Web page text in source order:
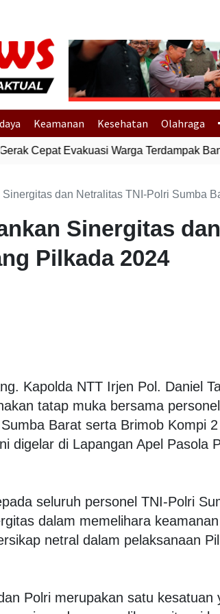
Previous
Keamanan Kesehatan Olahraga
Cepat Evakuasi Warga Terdampak
dan Netralitas TNI-Polri Sumba
Sinergitas
Pilkada 2024
Kapolda NTT Irjen Pol. Daniel
tatap muka bersama
Barat serta Brimob Kompi
digelar di Lapangan Apel Pasola
seluruh personel TNI-Polri
dalam memelihara
netral dalam pelaksanaan
Polri merupakan satu kesatuan